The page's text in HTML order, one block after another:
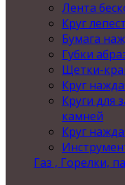
Лента
Круг
Бумага
Губки
Щетки-
Круг
Круги для
камней
Круг
Газ , Горелки,